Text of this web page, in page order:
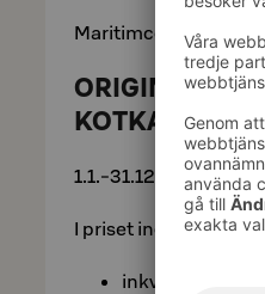
Ma­ri­tim­cent­ret
ORIGINAL
KOTKA
1.1.-31.12.2026
I pri­set ingår:
inkvartering